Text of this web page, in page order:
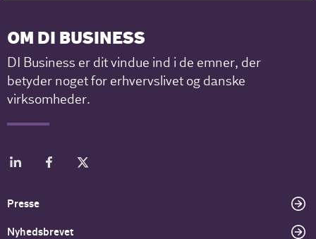
OM DI BUSINESS
DI Business er dit vindue ind i de emner, der
betyder noget for erhvervslivet og danske
virksomheder.
Presse
Nyhedsbrevet